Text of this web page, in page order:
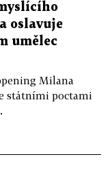
oslavuje
umělec
Milana
státními poctami